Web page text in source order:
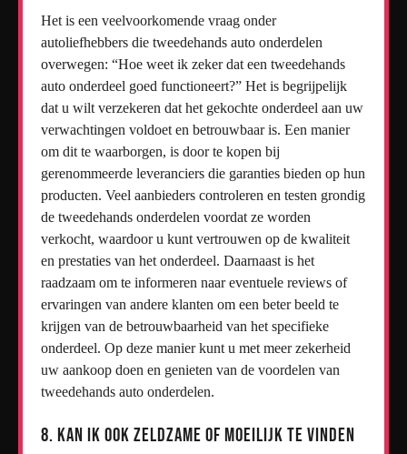
Het is een veelvoorkomende vraag onder
autoliefhebbers die tweedehands auto onderdelen
overwegen: “Hoe weet ik zeker dat een tweedehands
auto onderdeel goed functioneert?” Het is begrijpelijk
dat u wilt verzekeren dat het gekochte onderdeel aan uw
verwachtingen voldoet en betrouwbaar is. Een manier
om dit te waarborgen, is door te kopen bij
gerenommeerde leveranciers die garanties bieden op hun
producten. Veel aanbieders controleren en testen grondig
de tweedehands onderdelen voordat ze worden
verkocht, waardoor u kunt vertrouwen op de kwaliteit
en prestaties van het onderdeel. Daarnaast is het
raadzaam om te informeren naar eventuele reviews of
ervaringen van andere klanten om een beter beeld te
krijgen van de betrouwbaarheid van het specifieke
onderdeel. Op deze manier kunt u met meer zekerheid
uw aankoop doen en genieten van de voordelen van
tweedehands auto onderdelen.
8. Kan ik ook zeldzame of moeilijk te vinden